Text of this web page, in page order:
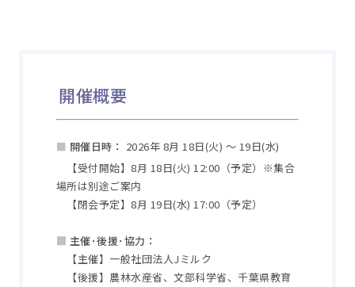
開催概要
■ 開催日時： 2026年 8月 18日(火) ～ 19日(水)
【受付開始】8月 18日(火) 12:00（予定）※集合
場所は別途ご案内
【閉会予定】8月 19日(水) 17:00（予定）
■ 主催･後援･協力：
【主催】一般社団法人Jミルク
【後援】農林水産省、文部科学省、千葉県教育